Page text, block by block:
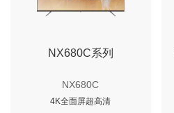
NX680C系列
NX680C
4K全面屏超高清